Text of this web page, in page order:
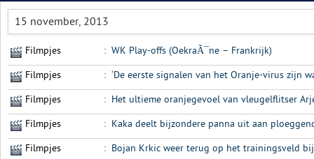
15 november, 2013
Filmpjes : WK Play-offs (OekraÃ¯ne – Frankrijk)
Filmpjes : ‘De eerste signalen van het Oranje-virus zijn
Filmpjes : Het ultieme oranjegevoel van vleugelflitser
Filmpjes : Kaka deelt bijzondere panna uit aan
Filmpjes : Bojan Krkic weer terug op het trainingsveld